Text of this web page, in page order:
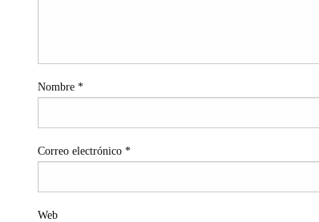
Nombre *
Correo electrónico *
Web